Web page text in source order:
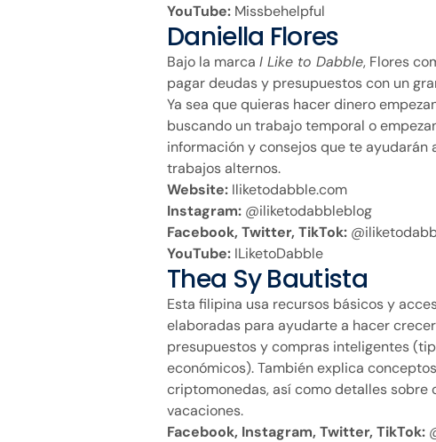
YouTube: Missbehelpful
Daniella Flores
Bajo la marca I Like to Dabble, Flores
pagar deudas y presupuestos con un
Ya sea que quieras hacer dinero
buscando un trabajo temporal o
información y consejos que te ayudarán
trabajos alternos.
Website: Iliketodabble.com
Instagram: @iliketodabbleblog
Facebook, Twitter, TikTok:
YouTube: ILiketoDabble
Thea Sy Bautista
Esta filipina usa recursos básicos y
elaboradas para ayudarte a hacer
presupuestos y compras inteligentes
económicos). También explica
criptomonedas, así como detalles
vacaciones.
Facebook, Instagram, Twitter, TikTok: